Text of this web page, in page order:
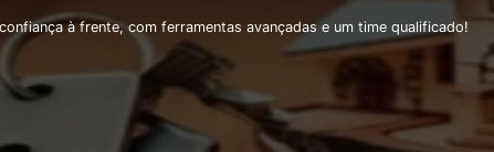
exclusivas, com um time de especialistas e processos ágeis!